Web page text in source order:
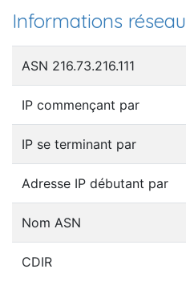
Informations réseau
ASN 216.73.216.111
IP commençant par
IP se terminant par
Adresse IP débutant par
Nom ASN
CDIR